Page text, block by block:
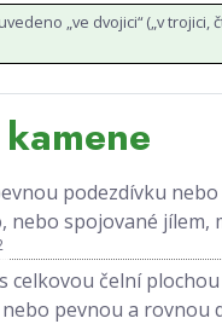
„ve dvojici“ („v
podezdívku
nebo spojované jílem,
celkovou čelní plochou
nebo pevnou a rovnou